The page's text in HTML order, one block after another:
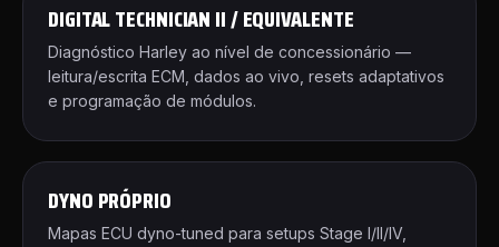
DIGITAL TECHNICIAN II / EQUIVALENTE
Diagnóstico Harley ao nível de concessionário —
leitura/escrita ECM, dados ao vivo, resets adaptativos
e programação de módulos.
DYNO PRÓPRIO
Mapas ECU dyno-tuned para setups Stage I/II/IV,